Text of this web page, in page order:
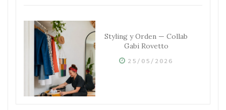
Styling y Orden — Collab
Gabi Rovetto
25/05/2026